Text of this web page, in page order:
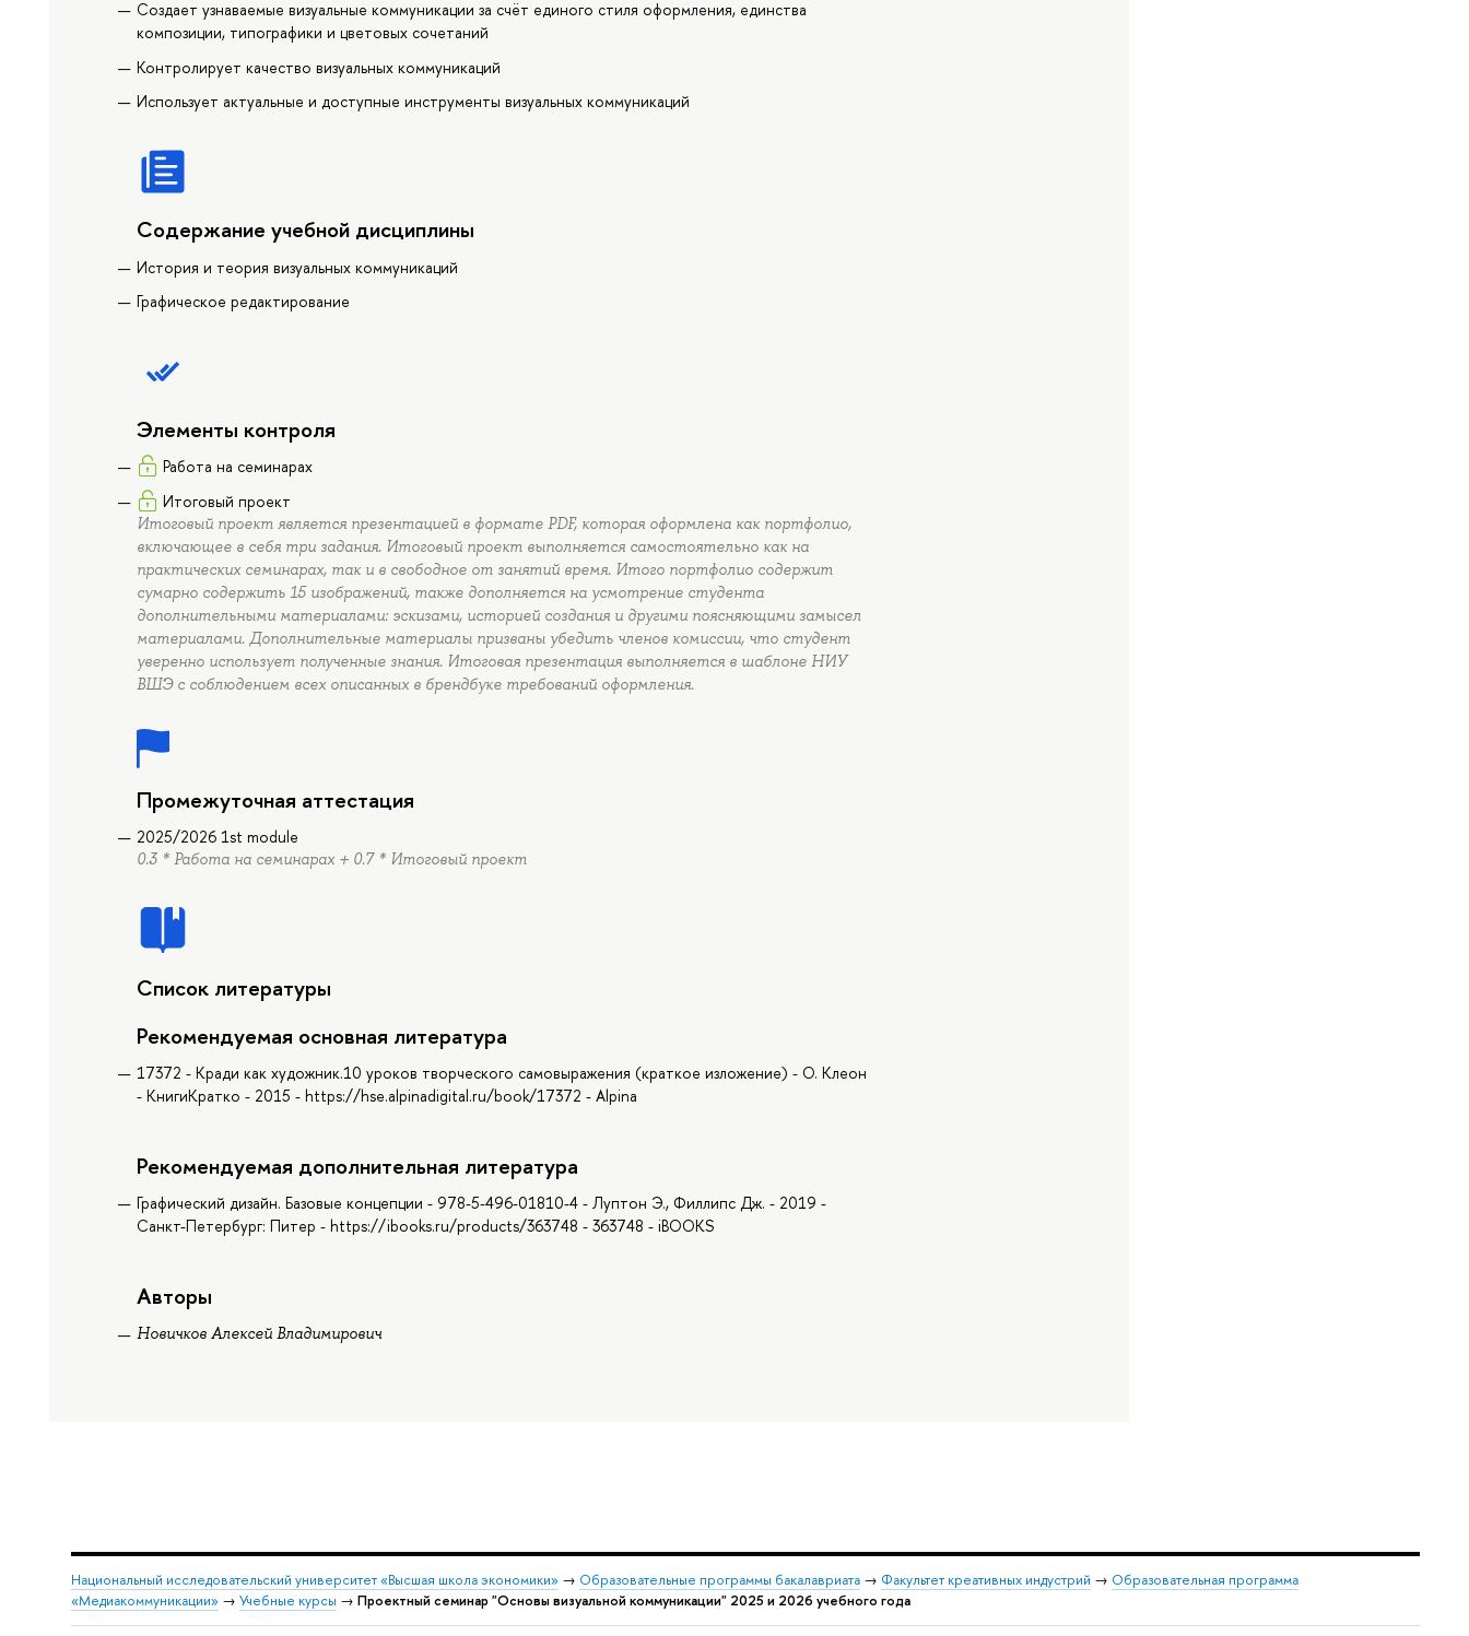
Создает узнаваемые визуальные коммуникации за счёт единого стиля оформления, единства
композиции, типографики и цветовых сочетаний
Контролирует качество визуальных коммуникаций
Использует актуальные и доступные инструменты визуальных коммуникаций
Содержание учебной дисциплины
История и теория визуальных коммуникаций
Графическое редактирование
Элементы контроля
Работа на семинарах
Итоговый проект
Итоговый проект является презентацией в формате PDF, которая оформлена как портфолио,
включающее в себя три задания. Итоговый проект выполняется самостоятельно как на
практических семинарах, так и в свободное от занятий время. Итого портфолио содержит
сумарно содержить 15 изображений, также дополняется на усмотрение студента
дополнительными материалами: эскизами, историей создания и другими поясняющими замысел
материалами. Дополнительные материалы призваны убедить членов комиссии, что студент
уверенно использует полученные знания. Итоговая презентация выполняется в шаблоне НИУ
ВШЭ с соблюдением всех описанных в брендбуке требований оформления.
Промежуточная аттестация
2025/2026 1st module
0.3 * Работа на семинарах + 0.7 * Итоговый проект
Список литературы
Рекомендуемая основная литература
17372 - Кради как художник.10 уроков творческого самовыражения (краткое изложение) - О. Клеон
- КнигиКратко - 2015 - https://hse.alpinadigital.ru/book/17372 - Alpina
Рекомендуемая дополнительная литература
Графический дизайн. Базовые концепции - 978-5-496-01810-4 - Луптон Э., Филлипс Дж. - 2019 -
Санкт-Петербург: Питер - https://ibooks.ru/products/363748 - 363748 - iBOOKS
Авторы
Новичков Алексей Владимирович
Национальный исследовательский университет «Высшая школа экономики» → Образовательные программы бакалавриата→ Факультет креативных индустрий → Образовательная программа
«Медиакоммуникации» → Учебные курсы → Проектный семинар "Основы визуальной коммуникации" 2025 и 2026 учебного года